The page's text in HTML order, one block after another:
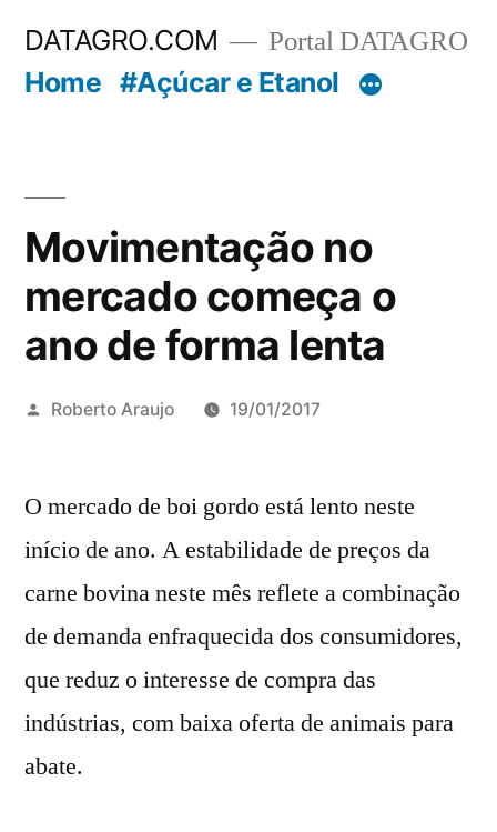
DATAGRO.COM Portal DATAGRO
Home #Açúcar e Etanol
Movimentação no
mercado começa o
ano de forma lenta
Publicado
Roberto Araujo 19/01/2017
O mercado de boi gordo está lento neste
início de ano. A estabilidade de preços da
carne bovina neste mês reflete a combinação
de demanda enfraquecida dos consumidores,
que reduz o interesse de compra das
indústrias, com baixa oferta de animais para
abate.